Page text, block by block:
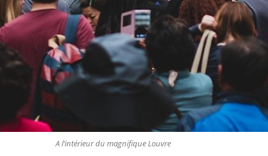
A l’intérieur du magnifique Louvre